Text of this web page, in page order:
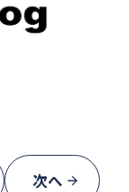
次へ